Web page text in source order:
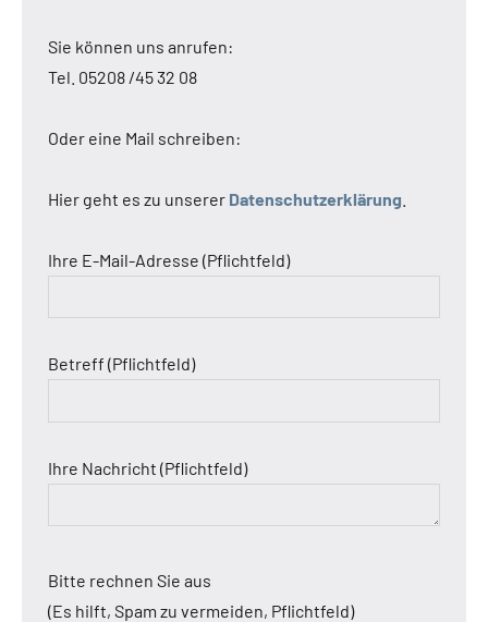
Sie können uns anrufen:
Tel. 05208 /45 32 08
Oder eine Mail schreiben:
Hier geht es zu unserer Datenschutzerklärung
Ihre E-Mail-Adresse (Pflichtfeld)
Betreff (Pflichtfeld)
Ihre Nachricht (Pflichtfeld)
Bitte rechnen Sie aus
(Es hilft, Spam zu vermeiden, Pflichtfeld)